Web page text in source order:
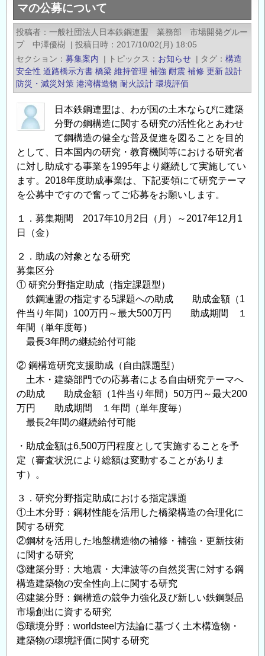
盟】
2019
年
「鋼
構
研
究・
育
助
成
事
業」
に
る
助
成
金
給
付
対
象
研
究
テ
ー
の
公
募
つ
い
て
の
マの公募について
投稿者
一般社団法人日本鉄鋼連盟 業務部 市場開発グルー
プ 中澤優樹 | 投稿日時
2017/10/02(月) 18:05
セクション
募集案内 | トピックス お知らせ | タグ
構造
安全性 道路橋示方書 橋梁 維持管理 補強 耐震 補修 更新 設計
防災・減災対策 港湾構造物 耐火設計 環境評価
日本鉄鋼連盟は、わが国の土木ならびに建築
分野の鋼構造に関する研究の活性化とあわせ
て鋼構造の健全な普及促進を図ることを目的
として、日本国内の研究・教育機関等における研究者
に対し助成する事業を1995年より継続して実施してい
ます。2018年度助成事業は、下記要領にて研究テーマ
を公募中ですので奮ってご応募をお願いします。
１．募集期間 2017年10月2日（月）～2017年12月1
日（金）
２．助成の対象となる研究
募集区分
① 研究分野指定助成（指定課題型）
鉄鋼連盟の指定する5課題への助成 助成金額（1
件当り年間）100万円～最大500万円 助成期間 １
年間（単年度毎）
最長3年間の継続給付可能
② 鋼構造研究支援助成（自由課題型）
土木・建築部門での応募者による自由研究テーマへ
の助成 助成金額（1件当り年間）50万円～最大200
万円 助成期間 １年間（単年度毎）
最長2年間の継続給付可能
・助成金額は6,500万円程度として実施することを予
定（審査状況により総額は変動することがありま
す）。
３．研究分野指定助成における指定課題
①土木分野：鋼材性能を活用した橋梁構造の合理化に
関する研究
②鋼材を活用した地盤構造物の補修・補強・更新技術
に関する研究
③建築分野：大地震・大津波等の自然災害に対する鋼
構造建築物の安全性向上に関する研究
④建築分野：鋼構造の競争力強化及び新しい鉄鋼製品
市場創出に資する研究
⑤環境分野：worldsteel方法論に基づく土木構造物・
建築物の環境評価に関する研究